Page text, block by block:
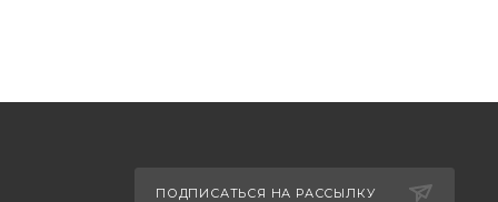
ПОДПИСАТЬСЯ НА РАССЫЛКУ